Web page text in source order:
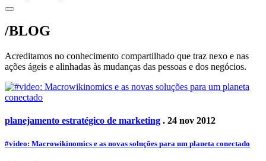
/BLOG
Acreditamos no conhecimento compartilhado que traz nexo e nas
ações ágeis e alinhadas às mudanças das pessoas e dos negócios.
planejamento estratégico de marketing . 24 nov 2012
#video: Macrowikinomics e as novas soluções para um planeta conectado